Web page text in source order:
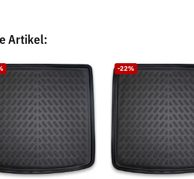
Artikel:
-22%